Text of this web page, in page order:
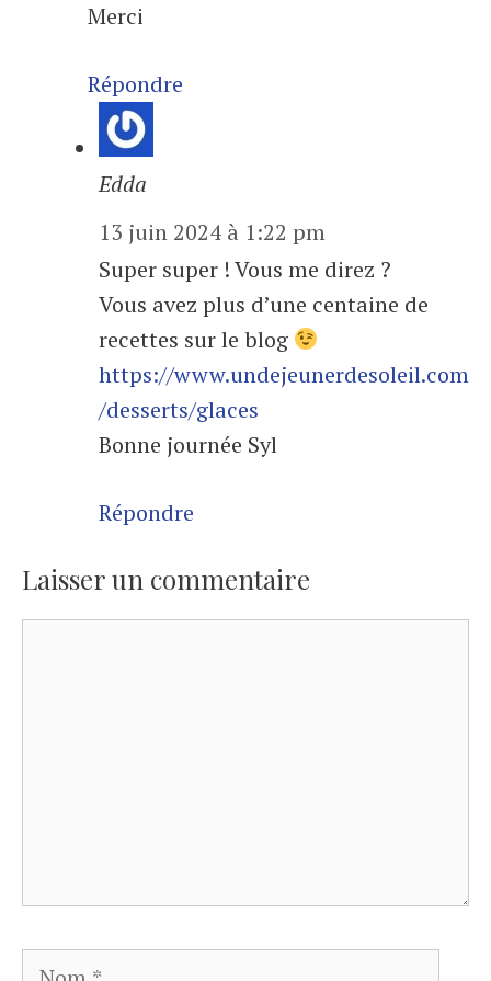
Merci
Répondre
Edda
13 juin 2024 à 1:22 pm
Super super ! Vous me direz ?
Vous avez plus d’une centaine de
recettes sur le blog
https://www.undejeunerdesoleil.com
/desserts/glaces
Bonne journée Syl
Répondre
Laisser un commentaire
Nom